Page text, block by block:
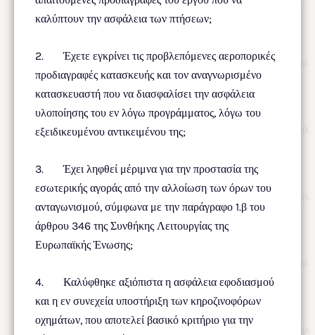
καλύπτουν την ασφάλεια των πτήσεων;
2. Έχετε εγκρίνει τις προβλεπόμενες αεροπορικές
προδιαγραφές κατασκευής και τον αναγνωρισμένο
κατασκευαστή που να διασφαλίσει την ασφάλεια
υλοποίησης του εν λόγω προγράμματος, λόγω του
εξειδικευμένου αντικειμένου της;
3. Έχει ληφθεί μέριμνα για την προστασία της
εσωτερικής αγοράς από την αλλοίωση των όρων του
ανταγωνισμού, σύμφωνα με την παράγραφο 1.β του
άρθρου 346 της Συνθήκης Λειτουργίας της
Ευρωπαϊκής Ένωσης;
4. Καλύφθηκε αξιόπιστα η ασφάλεια εφοδιασμού
και η εν συνεχεία υποστήριξη των κηροζινοφόρων
οχημάτων, που αποτελεί βασικό κριτήριο για την